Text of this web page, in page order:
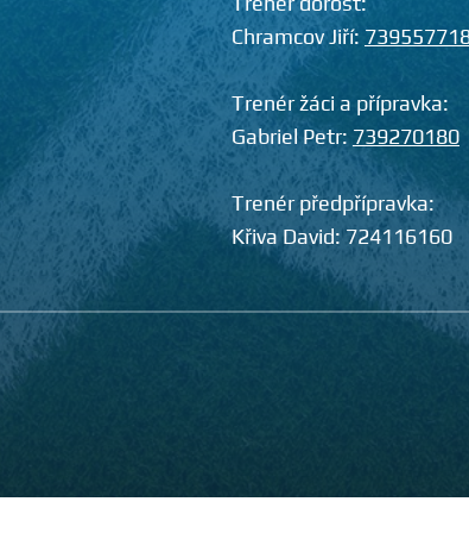
Chramcov Jiří:
Trenér žáci a přípravka:
Gabriel Petr: 739270180
Trenér předpřípravka:
Křiva David:724116160